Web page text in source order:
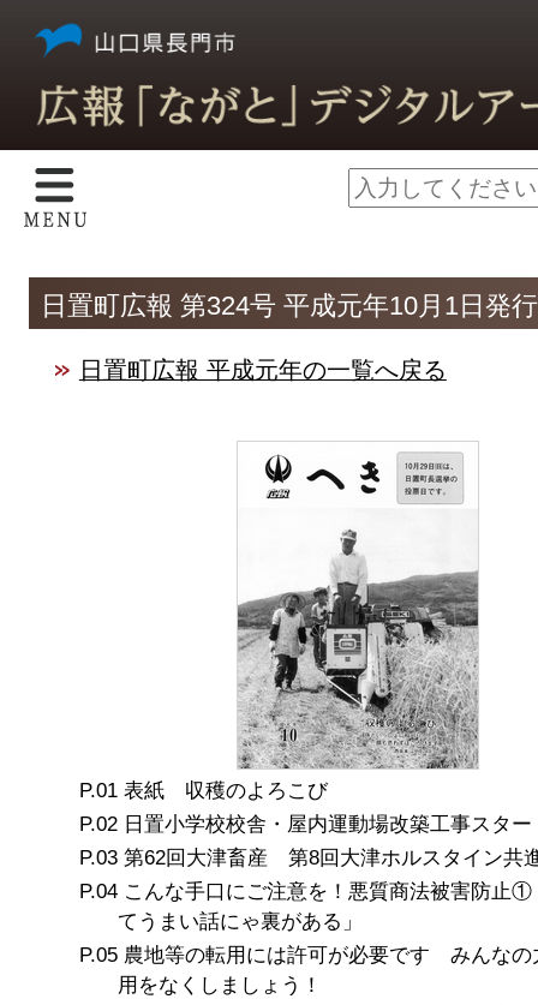
日置町広報 第324号 平成元年10月1日発行
日置町広報 平成元年の一覧へ戻る
表紙 収穫のよろこび
日置小学校校舎・屋内運動場改築工事スター
第62回大津畜産 第8回大津ホルスタイン共
こんな手口にご注意を！悪質商法被害防止①
てうまい話にゃ裏がある」
農地等の転用には許可が必要です みんなの
用をなくしましょう！